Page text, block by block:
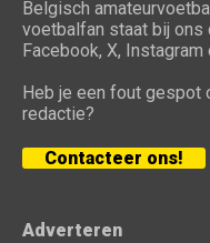
Belgisch
voetbalfan staat bij ons
Facebook, X, Instagram
Heb je een fout gespot
redactie?
Contacteer ons!
Adverteren